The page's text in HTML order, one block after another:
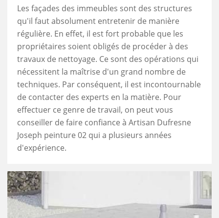
Les façades des immeubles sont des structures
qu'il faut absolument entretenir de manière
régulière. En effet, il est fort probable que les
propriétaires soient obligés de procéder à des
travaux de nettoyage. Ce sont des opérations qui
nécessitent la maîtrise d'un grand nombre de
techniques. Par conséquent, il est incontournable
de contacter des experts en la matière. Pour
effectuer ce genre de travail, on peut vous
conseiller de faire confiance à Artisan Dufresne
Joseph peinture 02 qui a plusieurs années
d'expérience.